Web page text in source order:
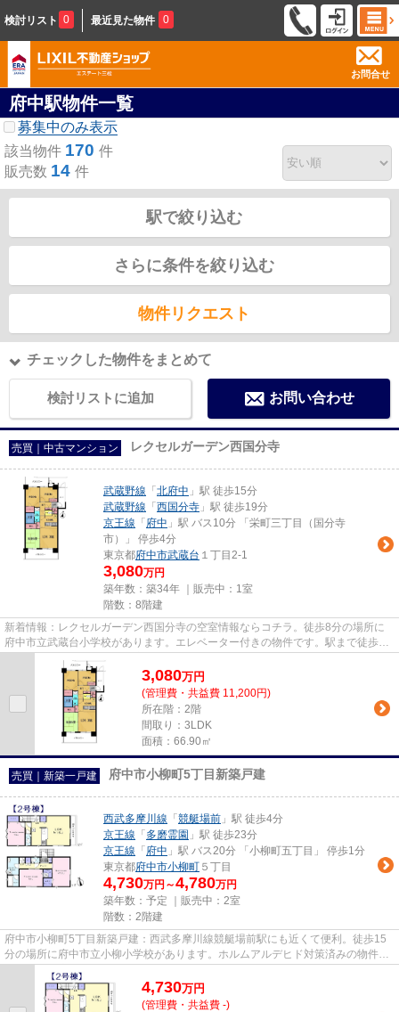
検討リスト 0 最近見た物件 0
お問合せ
府中駅物件一覧
募集中のみ表示
該当物件 170 件
販売数 14 件
駅で絞り込む
さらに条件を絞り込む
物件リクエスト
チェックした物件をまとめて
検討リストに追加 お問い合わせ
売買｜中古マンション レクセルガーデン西国分寺
武蔵野線 「 北府中 」駅 徒歩15分
武蔵野線 「 西国分寺 」駅 徒歩19分
京王線 「 府中 」駅 バス10分 「栄町三丁目（国分寺
市）」 停歩4分
東京都府中市武蔵台 １丁目2-1
3,080万円
築年数：築34年 ｜販売中： 1室
階数：8階建
新着情報：レクセルガーデン西国分寺の空室情報ならコチラ。徒歩8分の場所に
府中市立武蔵台小学校があります。エレベーター付きの物件です。駅まで徒歩15
分の場所にある物件です。府中...
3,080万円
(管理費・共益費 11,200円)
所在階：2階
間取り：3LDK
面積：66.90㎡
売買｜新築一戸建 府中市小柳町5丁目新築戸建
西武多摩川線 「 競艇場前 」駅 徒歩4分
京王線 「 多磨霊園 」駅 徒歩23分
京王線 「 府中 」駅 バス20分 「小柳町五丁目」 停歩1分
東京都府中市小柳町 ５丁目
4,730万円～4,780万円
築年数：予定 ｜販売中： 2室
階数：2階建
府中市小柳町5丁目新築戸建：西武多摩川線競艇場前駅にも近くて便利。徒歩15
分の場所に府中市立小柳小学校があります。ホルムアルデヒド対策済みの物件で
すので、健康リスクが少ないで...
4,730万円
(管理費・共益費 -)